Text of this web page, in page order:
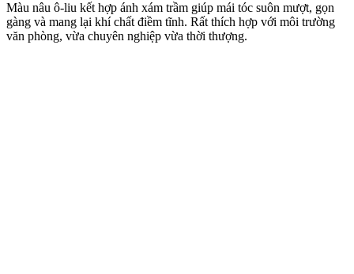
Màu nâu ô-liu kết hợp ánh xám trầm giúp mái tóc suôn mượt, gọn
gàng và mang lại khí chất điềm tĩnh. Rất thích hợp với môi trường
văn phòng, vừa chuyên nghiệp vừa thời thượng.